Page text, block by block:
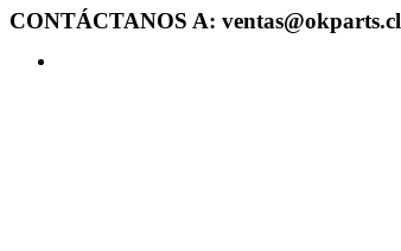
CONTÁCTANOS A: ventas@okparts.cl